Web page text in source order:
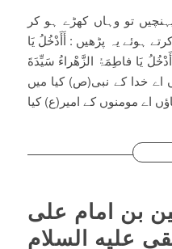
تو وہاں کھڑے ہو کر
ہوئے یہ پڑھیں : أَأَدْخُلُ یَا
یَا فاطِمَۃُ الزَّھْراءُ سَیِّدَةَ
اے خدا کے نبی(ص) کیا میں
بن امام علی
علیه السلام